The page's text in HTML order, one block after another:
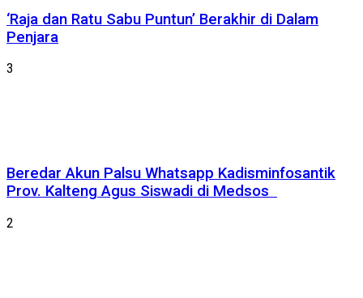
‘Raja dan Ratu Sabu Puntun’ Berakhir di Dalam
Penjara
3
Beredar Akun Palsu Whatsapp Kadisminfosantik
Prov. Kalteng Agus Siswadi di Medsos
2